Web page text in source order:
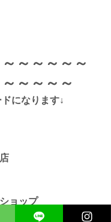
～～～～～
～～～～
になります↓
ョップ
ショップ